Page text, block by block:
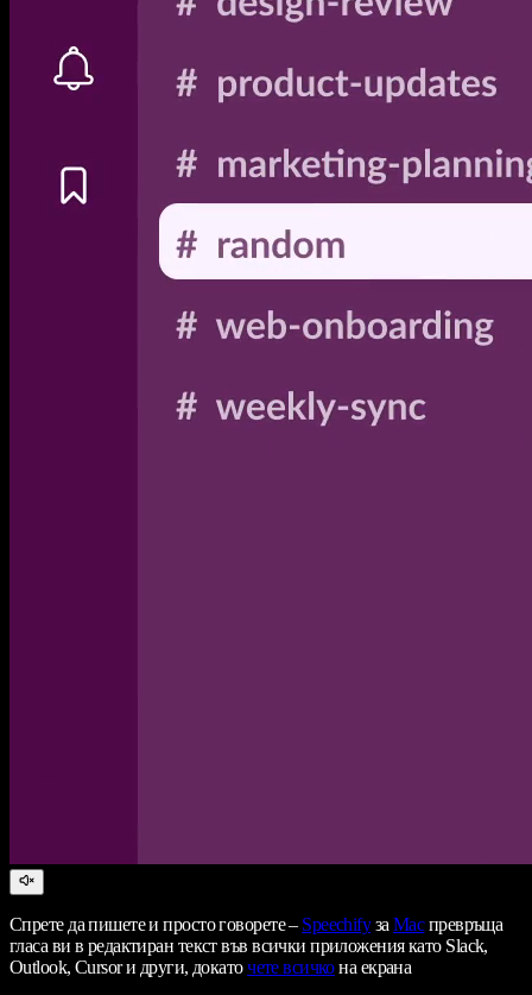
Спрете да пишете и просто говорете – SpeechifyзаMacпревръща
гласа ви в редактиран текст във всички приложения като Slack,
Outlook, Cursor и други, докаточете всичкона екрана